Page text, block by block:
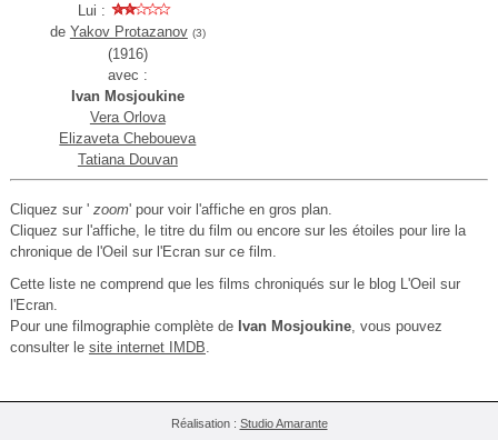
Lui :
de Yakov Protazanov (3)
(1916)
avec :
Ivan Mosjoukine
Vera Orlova
Elizaveta Cheboueva
Tatiana Douvan
Cliquez sur ' zoom' pour voir l'affiche en gros plan.
Cliquez sur l'affiche, le titre du film ou encore sur les étoiles pour lire la
chronique de l'Oeil sur l'Ecran sur ce film.
Cette liste ne comprend que les films chroniqués sur le blog L'Oeil sur
l'Ecran.
Pour une filmographie complète de Ivan Mosjoukine, vous pouvez
consulter le site internet IMDB.
Réalisation : Studio Amarante